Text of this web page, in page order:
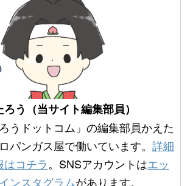
う（当サイト編集部員）
うドットコム」の編集部員かえた
パンガス屋で働いています。 詳細
コチラ。SNSアカウントはエッ
インスタグラムがあります。